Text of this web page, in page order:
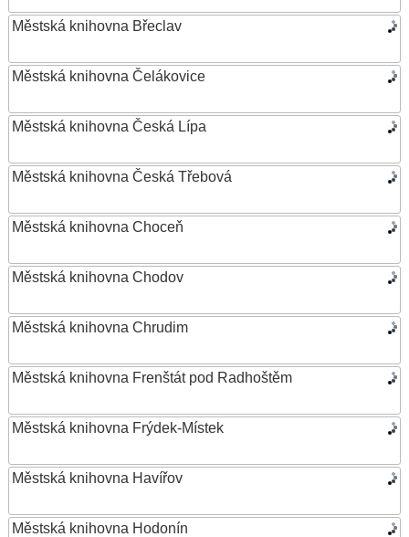
Městská knihovna Břeclav
Městská knihovna Čelákovice
Městská knihovna Česká Lípa
Městská knihovna Česká Třebová
Městská knihovna Choceň
Městská knihovna Chodov
Městská knihovna Chrudim
Městská knihovna Frenštát pod Radhoštěm
Městská knihovna Frýdek-Místek
Městská knihovna Havířov
Městská knihovna Hodonín